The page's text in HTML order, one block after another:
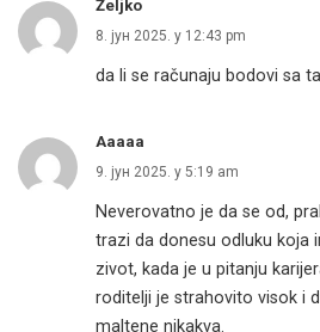
Željko
8. јун 2025. у 12:43 pm
da li se računaju bodovi sa
Aaaaa
9. јун 2025. у 5:19 am
Neverovatno je da se od,
trazi da donesu odluku koja
zivot, kada je u pitanju
roditelji je strahovito visok i
maltene nikakva.